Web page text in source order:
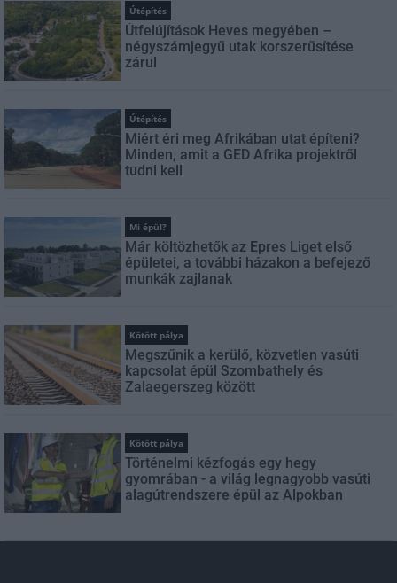
Útépítés
Útfelújítások Heves megyében –
négyszámjegyű utak korszerűsítése
zárul
Útépítés
Miért éri meg Afrikában utat építeni?
Minden, amit a GED Afrika projektről
tudni kell
Mi épül?
Már költözhetők az Epres Liget első
épületei, a további házakon a befejező
munkák zajlanak
Kötött pálya
Megszűnik a kerülő, közvetlen vasúti
kapcsolat épül Szombathely és
Zalaegerszeg között
Kötött pálya
Történelmi kézfogás egy hegy
gyomrában - a világ legnagyobb vasúti
alagútrendszere épül az Alpokban